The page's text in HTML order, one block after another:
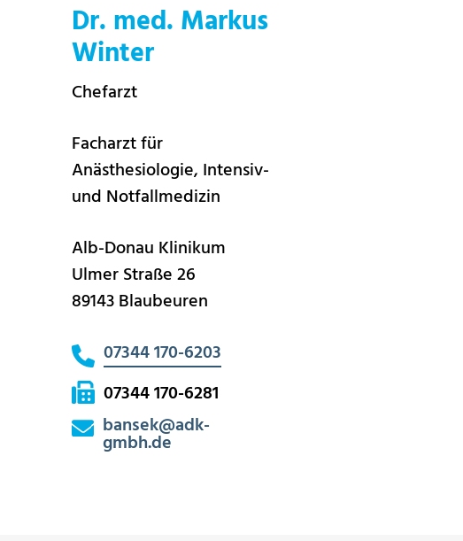
Dr. med. Markus
Winter
Chefarzt
Facharzt für
Anästhesiologie, Intensiv-
und Notfallmedizin
Alb-Donau Klinikum
Ulmer Straße 26
89143 Blaubeuren
07344 170-6203
07344 170-6281
bansek@adk-
gmbh.de